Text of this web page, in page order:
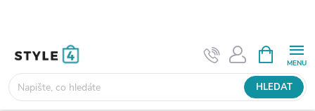
HLEDAT
NÁKUPNÍ
KOŠÍK